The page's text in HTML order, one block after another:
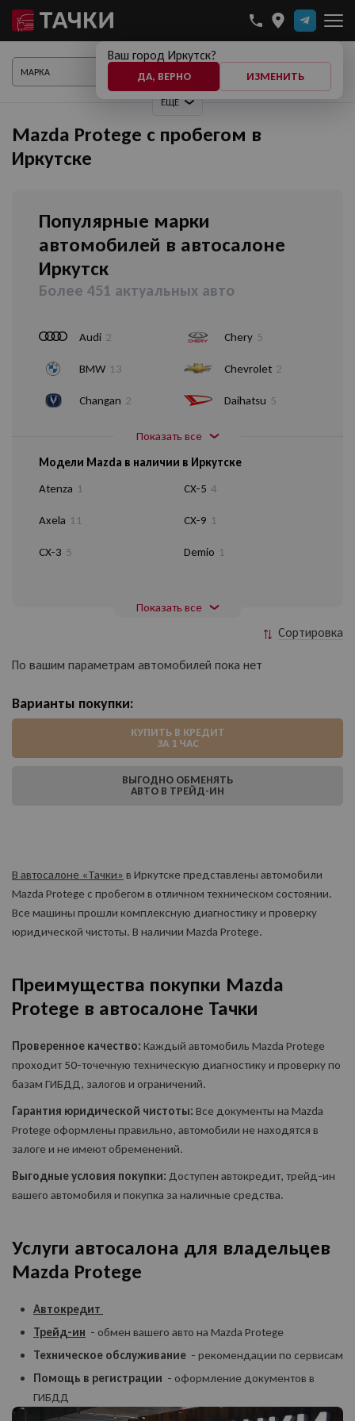
Ваш город Иркутск?
ДА, ВЕРНО ИЗМЕНИТЬ
ЕЩЕ
ПОКАЗАТЬ АВТО
Mazda Protege с пробегом в
Иркутске
Популярные марки
автомобилей в автосалоне
Иркутск
Более 451 актуальных авто
Audi 2
BMW 13
Changan 2
Chery 5
Chevrolet 2
Daihatsu 5
Показать все
Модели Mazda в наличии в Иркутске
Atenza 1
Axela 11
CX-3 5
CX-5 4
CX-9 1
Demio 1
Показать все
Сортировка
По вашим параметрам автомобилей пока нет
Варианты покупки:
КУПИТЬ В КРЕДИТ
ЗА 1 ЧАС
ВЫГОДНО ОБМЕНЯТЬ
АВТО В ТРЕЙД-ИН
В автосалоне «Тачки» в Иркутске представлены автомобили
Mazda Protege с пробегом в отличном техническом состоянии.
Все машины прошли комплексную диагностику и проверку
юридической чистоты. В наличии Mazda Protege.
Преимущества покупки Mazda
Protege в автосалоне Тачки
Проверенное качество: Каждый автомобиль Mazda Protege
проходит 50-точечную техническую диагностику и проверку по
базам ГИБДД, залогов и ограничений.
Гарантия юридической чистоты: Все документы на Mazda
Protege оформлены правильно, автомобили не находятся в
залоге и не имеют обременений.
Выгодные условия покупки: Доступен автокредит, трейд-ин
вашего автомобиля и покупка за наличные средства.
Услуги автосалона для владельцев
Mazda Protege
Автокредит
Трейд-ин - обмен вашего авто на Mazda Protege
Техническое обслуживание - рекомендации по сервисам
Помощь в регистрации - оформление документов в
ГИБДД